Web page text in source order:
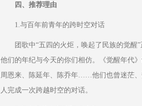
四、推荐理由
1.与百年前青年的跨时空对话
团歌中“五四的火炬，唤起了民族的觉醒
他们的年纪与今天的你们相仿。《觉醒年代
周恩来、陈延年、陈乔年……他们也曾迷茫
人完成一次跨越时空的对话。